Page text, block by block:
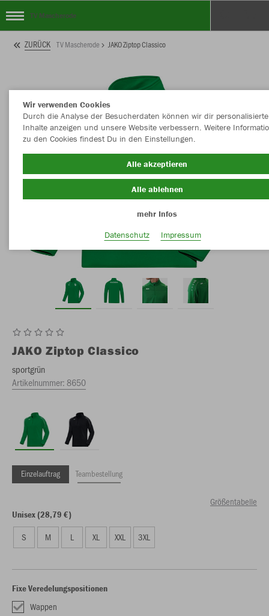
TV Mascherode
ZURÜCK TV Mascherode JAKO Ziptop Classico
JAKO Ziptop Classico
sportgrün
Artikelnummer:8650
Einzelauftrag Teambestellung
Größentabelle
Unisex (28,79 €)
S M L XL XXL 3XL
Fixe Veredelungspositionen
Wappen
Wir verwenden Cookies
Durch die Analyse der Besucherdaten können wir dir personalisierte
Inhalte anzeigen und unsere Website verbessern. Weitere
zu den Cookies findest Du in den Einstellungen.
Alle akzeptieren
Alle ablehnen
mehr Infos
Datenschutz
Impressum